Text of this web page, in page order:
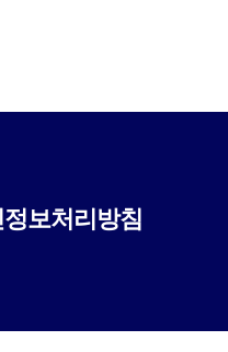
보처리방침